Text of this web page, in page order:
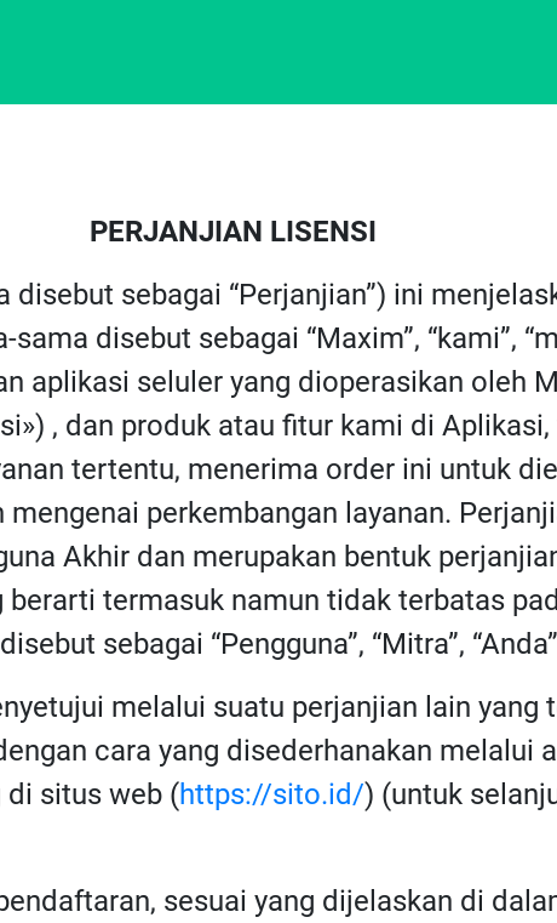
PERJANJIAN LISENSI
sebagai “Perjanjian”) ini
disebut sebagai “Maxim”, “kami”,
aplikasi seluler yang dioperasikan oleh
, dan produk atau fitur kami di
tertentu, menerima order ini untuk
perkembangan layanan.
Akhir dan merupakan bentuk
termasuk namun tidak terbatas
sebagai “Pengguna”, “Mitra”,
melalui suatu perjanjian lain yang
cara yang disederhanakan melalui
di situs web (https://sito.id/) (untuk
sesuai yang dijelaskan di